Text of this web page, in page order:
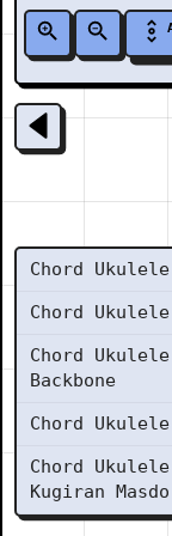
Chord
Chord
Chord
Backbone
Chord
Chord
Kugiran Masdo